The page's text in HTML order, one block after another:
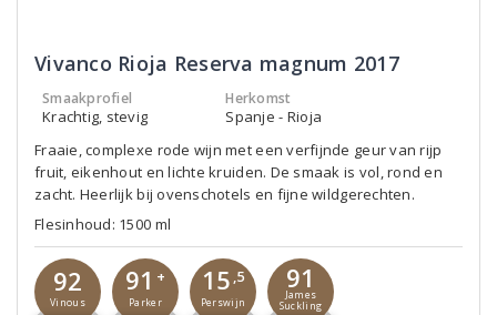
Vivanco Rioja Reserva magnum 2017
Smaakprofiel
Krachtig, stevig
Herkomst
Spanje - Rioja
Fraaie, complexe rode wijn met een verfijnde geur van rijp
fruit, eikenhout en lichte kruiden. De smaak is vol, rond en
zacht. Heerlijk bij ovenschotels en fijne wildgerechten.
Flesinhoud: 1500 ml
92
Vinous
91 +
Parker
15 ,5
Perswijn
91
James
Suckling